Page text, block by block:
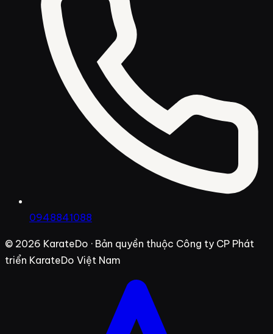
0948841088
© 2026 KarateDo · Bản quyền thuộc Công ty CP Phát
triển KarateDo Việt Nam